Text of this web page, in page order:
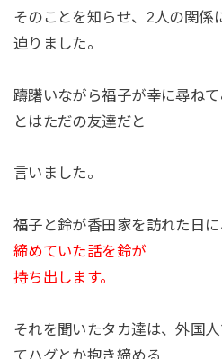
そのことを知らせ、2人の関係
迫りました。
躊躇いながら福子が幸に尋ね
とはただの友達だと
言いました。
福子と鈴が香田家を訪れた日に
締めていた話を鈴が
持ち出します。
それを聞いたタカ達は、外国
てハグとか抱き締める